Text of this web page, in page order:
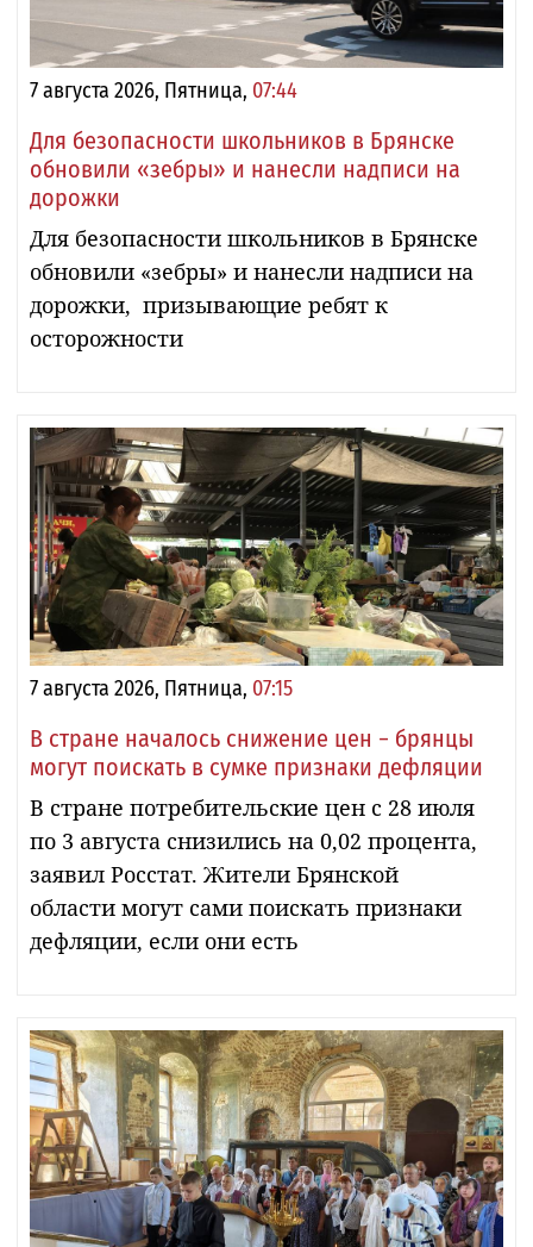
7 августа 2026, Пятница, 07:44
Для безопасности школьников в Брянске
обновили «зебры» и нанесли надписи на
дорожки
Для безопасности школьников в Брянске
обновили «зебры» и нанесли надписи на
дорожки, призывающие ребят к
осторожности
7 августа 2026, Пятница, 07:15
В стране началось снижение цен − брянцы
могут поискать в сумке признаки дефляции
В стране потребительские цен с 28 июля
по 3 августа снизились на 0,02 процента,
заявил Росстат. Жители Брянской
области могут сами поискать признаки
дефляции, если они есть